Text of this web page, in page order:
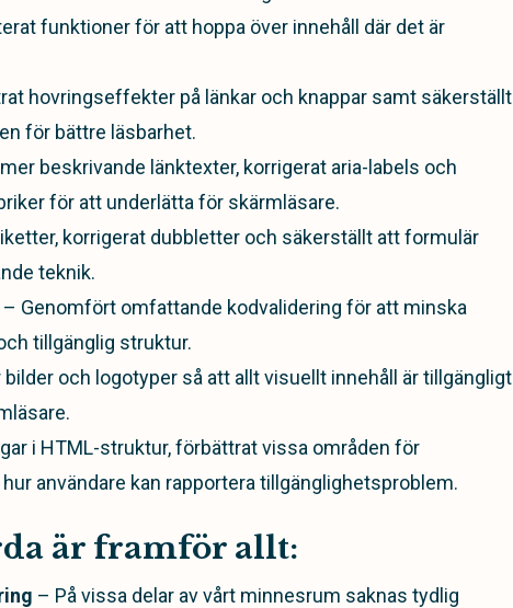
funktioner för att hoppa över innehåll där det är
hovringseffekter på länkar och knappar samt säkerställt
för bättre läsbarhet.
beskrivande länktexter, korrigerat aria-labels och
för att underlätta för skärmläsare.
korrigerat dubbletter och säkerställt att formulär
teknik.
– Genomfört omfattande kodvalidering för att minska
tillgänglig struktur.
och logotyper så att allt visuellt innehåll är tillgängligt
i HTML-struktur, förbättrat vissa områden för
användare kan rapportera tillgänglighetsproblem.
är framför allt:
– På vissa delar av vårt minnesrum saknas tydlig